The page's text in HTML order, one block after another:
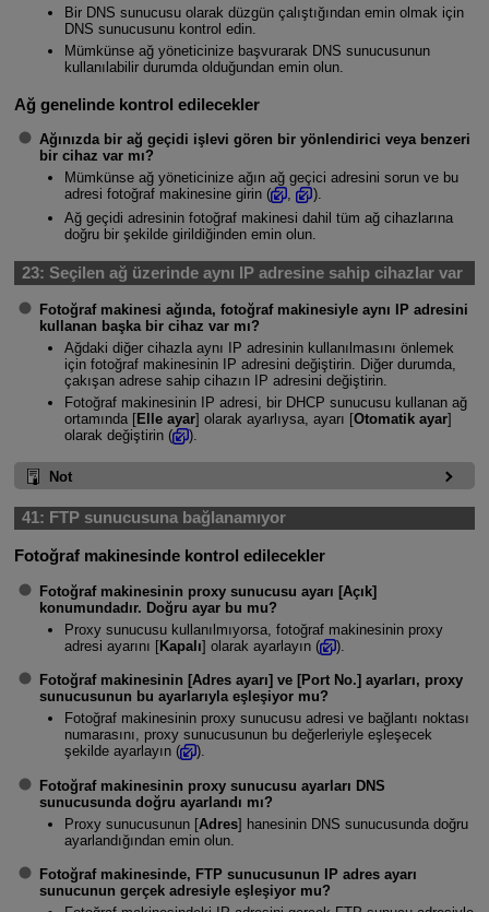
Bir DNS sunucusu olarak düzgün çalıştığından emin olmak için
DNS sunucusunu kontrol edin.
Mümkünse ağ yöneticinize başvurarak DNS sunucusunun
kullanılabilir durumda olduğundan emin olun.
Ağ genelinde kontrol edilecekler
Ağınızda bir ağ geçidi işlevi gören bir yönlendirici veya benzeri
bir cihaz var mı?
Mümkünse ağ yöneticinize ağın ağ geçici adresini sorun ve bu
adresi fotoğraf makinesine girin (
,
).
Ağ geçidi adresinin fotoğraf makinesi dahil tüm ağ cihazlarına
doğru bir şekilde girildiğinden emin olun.
23: Seçilen ağ üzerinde aynı IP adresine sahip cihazlar var
Fotoğraf makinesi ağında, fotoğraf makinesiyle aynı IP adresini
kullanan başka bir cihaz var mı?
Ağdaki diğer cihazla aynı IP adresinin kullanılmasını önlemek
için fotoğraf makinesinin IP adresini değiştirin. Diğer durumda,
çakışan adrese sahip cihazın IP adresini değiştirin.
Fotoğraf makinesinin IP adresi, bir DHCP sunucusu kullanan ağ
ortamında [Elle ayar] olarak ayarlıysa, ayarı [Otomatik ayar]
olarak değiştirin (
).
Not
41: FTP sunucusuna bağlanamıyor
Fotoğraf makinesinde kontrol edilecekler
Fotoğraf makinesinin proxy sunucusu ayarı [Açık]
konumundadır. Doğru ayar bu mu?
Proxy sunucusu kullanılmıyorsa, fotoğraf makinesinin proxy
adresi ayarını [Kapalı] olarak ayarlayın ( ).
Fotoğraf makinesinin [Adres ayarı] ve [Port No.] ayarları, proxy
sunucusunun bu ayarlarıyla eşleşiyor mu?
Fotoğraf makinesinin proxy sunucusu adresi ve bağlantı noktası
numarasını, proxy sunucusunun bu değerleriyle eşleşecek
şekilde ayarlayın (
).
Fotoğraf makinesinin proxy sunucusu ayarları DNS
sunucusunda doğru ayarlandı mı?
Proxy sunucusunun [Adres] hanesinin DNS sunucusunda doğru
ayarlandığından emin olun.
Fotoğraf makinesinde, FTP sunucusunun IP adres ayarı
sunucunun gerçek adresiyle eşleşiyor mu?